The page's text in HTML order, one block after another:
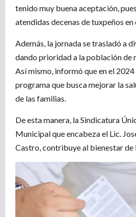
tenido muy buena aceptación,
atendidas decenas de tuxpeños en
Además, la jornada se trasladó a
dando prioridad a la población de
Así mismo, informó que en el
programa que busca mejorar la
de las familias.
De esta manera, la Sindicatura
Municipal que encabeza el Lic.
Castro, contribuye al bienestar de